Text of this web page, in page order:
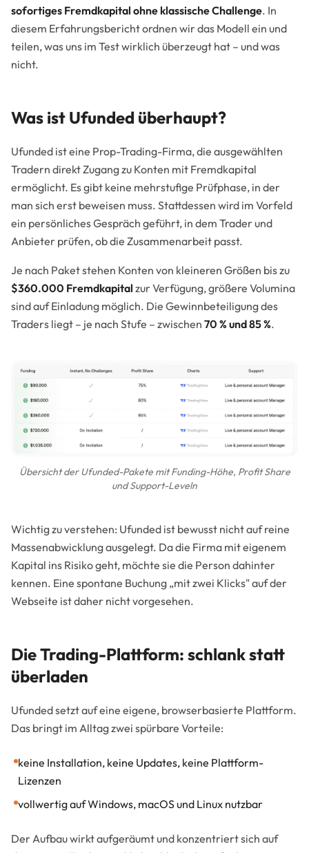
sofortiges Fremdkapital ohne klassische Challenge. In
diesem Erfahrungsbericht ordnen wir das Modell ein und
teilen, was uns im Test wirklich überzeugt hat – und was
nicht.
Was ist Ufunded überhaupt?
Ufunded ist eine Prop-Trading-Firma, die ausgewählten
Tradern direkt Zugang zu Konten mit Fremdkapital
ermöglicht. Es gibt keine mehrstufige Prüfphase, in der
man sich erst beweisen muss. Stattdessen wird im Vorfeld
ein persönliches Gespräch geführt, in dem Trader und
Anbieter prüfen, ob die Zusammenarbeit passt.
Je nach Paket stehen Konten von kleineren Größen bis zu
$360.000 Fremdkapital zur Verfügung, größere Volumina
sind auf Einladung möglich. Die Gewinnbeteiligung des
Traders liegt – je nach Stufe – zwischen 70 % und 85 %.
Übersicht der Ufunded-Pakete mit Funding-Höhe, Profit Share
und Support-Leveln
Wichtig zu verstehen: Ufunded ist bewusst nicht auf reine
Massenabwicklung ausgelegt. Da die Firma mit eigenem
Kapital ins Risiko geht, möchte sie die Person dahinter
kennen. Eine spontane Buchung „mit zwei Klicks" auf der
Webseite ist daher nicht vorgesehen.
Die Trading-Plattform: schlank statt
überladen
Ufunded setzt auf eine eigene, browserbasierte Plattform.
Das bringt im Alltag zwei spürbare Vorteile:
keine Installation, keine Updates, keine Plattform-
Lizenzen
vollwertig auf Windows, macOS und Linux nutzbar
Der Aufbau wirkt aufgeräumt und konzentriert sich auf